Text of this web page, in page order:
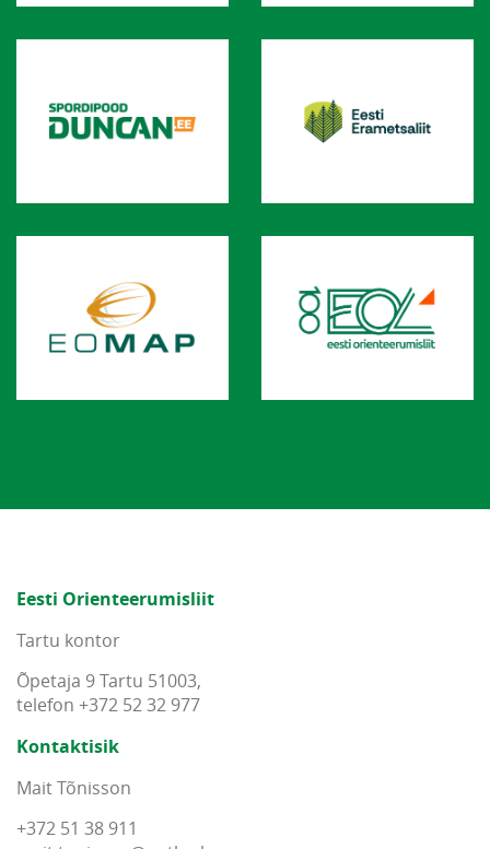
Eesti Orienteerumisliit
Tartu kontor
Õpetaja 9 Tartu 51003,
telefon +372 52 32 977
Kontaktisik
Mait Tõnisson
+372 51 38 911